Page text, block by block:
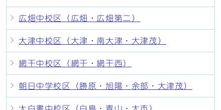
広畑中校区（広畑・広畑第二）
大津中校区（大津・南大津・大津茂）
網干中校区（網干・網干西）
朝日中学校区（勝原・旭陽・余部・大津茂）
大白書中校区（白鳥・青山・太市）